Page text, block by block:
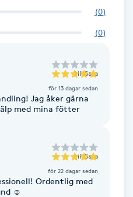
(0)
(0)
till Sara
för 13 dagar sedan
Jag åker gärna
med mina fötter
till Sara
för 22 dagar sedan
med
kund ☺️